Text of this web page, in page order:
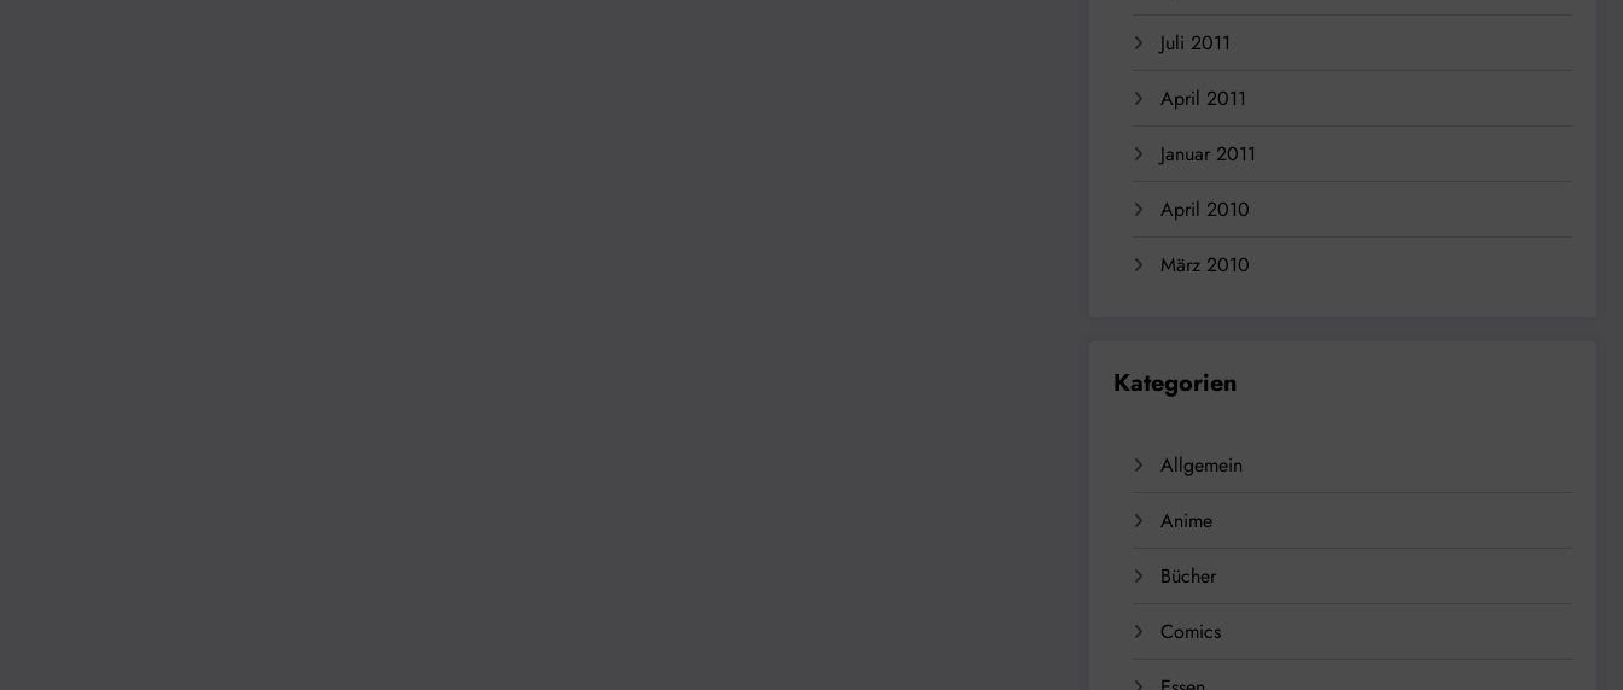
Juli 2011
April 2011
Januar 2011
April 2010
März 2010
Kategorien
Allgemein
Anime
Bücher
Comics